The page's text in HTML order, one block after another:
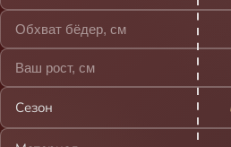
Сезон